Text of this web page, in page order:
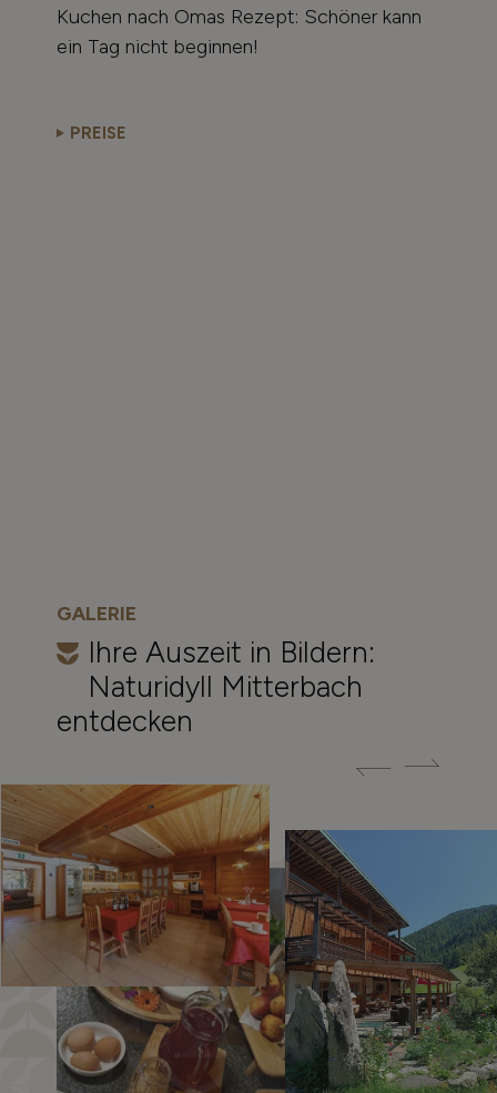
Kuchen nach Omas Rezept: Schöner kann
ein Tag nicht beginnen!
PREISE
GALERIE
Ihre Auszeit in Bildern:
Naturidyll Mitterbach
entdecken